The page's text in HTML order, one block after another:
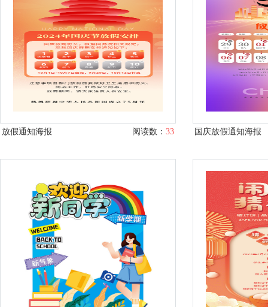
放假通知海报 阅读数： 33 国庆放假通知海报